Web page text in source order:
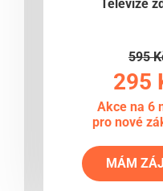
Televize
595
295
Akce na 6
pro nové
MÁM